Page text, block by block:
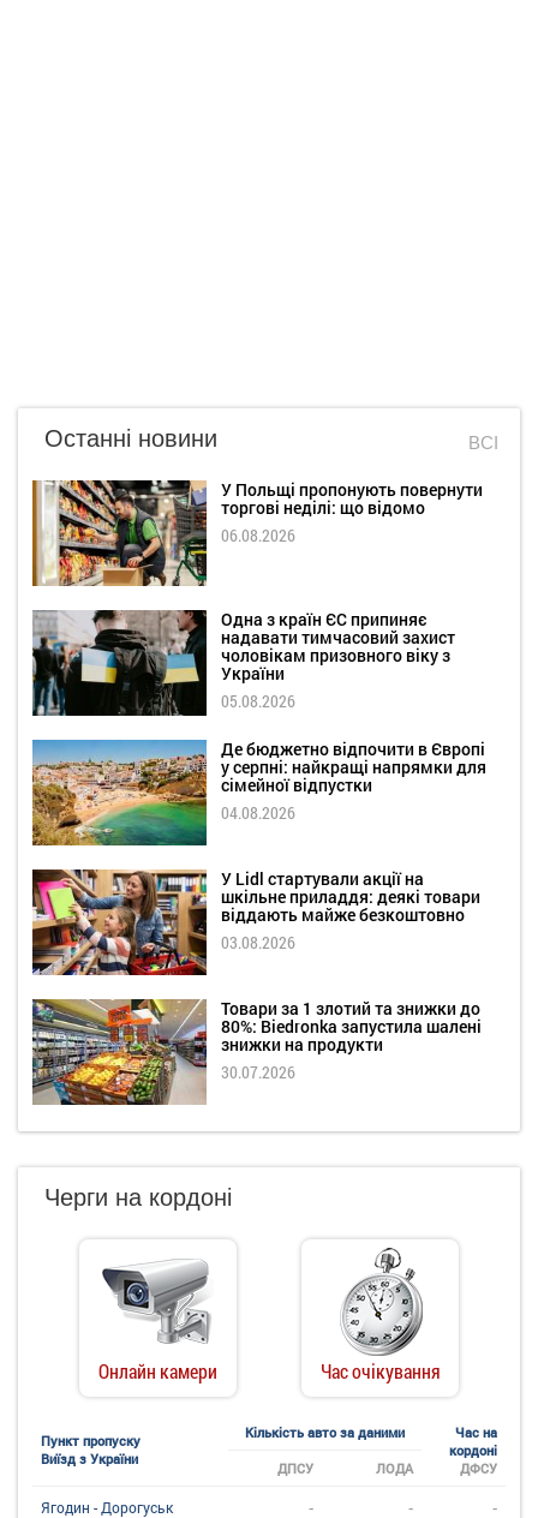
Останні новини ВСІ
У Польщі пропонують повернути
торгові неділі: що відомо
06.08.2026
Одна з країн ЄС припиняє
надавати тимчасовий захист
чоловікам призовного віку з
України
05.08.2026
Де бюджетно відпочити в Європі
у серпні: найкращі напрямки для
сімейної відпустки
04.08.2026
У Lidl стартували акції на
шкільне приладдя: деякі товари
віддають майже безкоштовно
03.08.2026
Товари за 1 злотий та знижки до
80%: Biedronka запустила шалені
знижки на продукти
30.07.2026
Черги на кордоні
Онлайн камери Час очікування
Пункт пропуску
Виїзд з України
Кількість авто за даними
Час на
кордоні
ДФСУ
ДПСУ ЛОДА
Ягодин - Дорогуськ - - -